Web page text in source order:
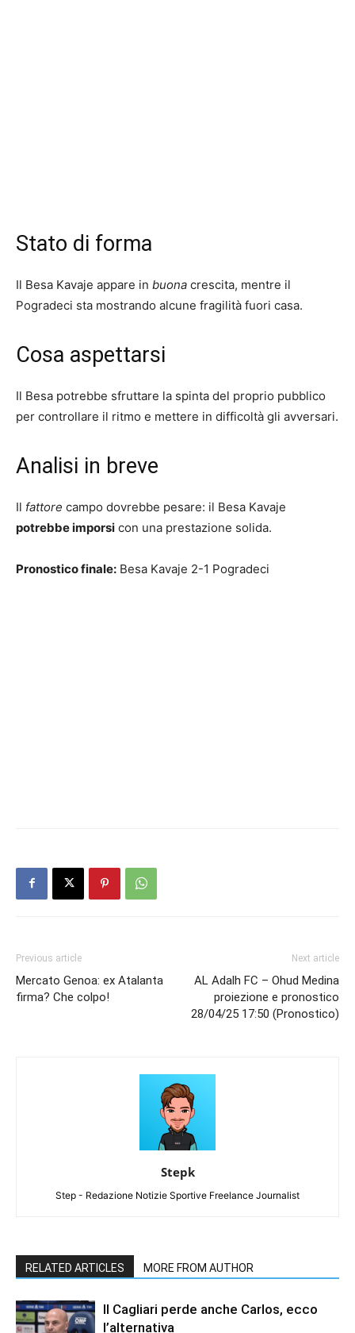
Stato di forma
Il Besa Kavaje appare in buona crescita, mentre il
Pogradeci sta mostrando alcune fragilità fuori casa.
Cosa aspettarsi
Il Besa potrebbe sfruttare la spinta del proprio pubblico
per controllare il ritmo e mettere in difficoltà gli avversari.
Analisi in breve
Il fattore campo dovrebbe pesare: il Besa Kavaje
potrebbe imporsi con una prestazione solida.
Pronostico finale: Besa Kavaje 2-1 Pogradeci
Previous article
Mercato Genoa: ex Atalanta
firma? Che colpo!
Next article
AL Adalh FC – Ohud Medina
proiezione e pronostico
28/04/25 17:50 (Pronostico)
Stepk
Step - Redazione Notizie Sportive Freelance Journalist
RELATED ARTICLES MORE FROM AUTHOR
Il Cagliari perde anche Carlos, ecco
l’alternativa